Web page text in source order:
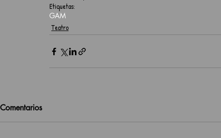
Etiquetas:
GAM
Teatro
Comentarios